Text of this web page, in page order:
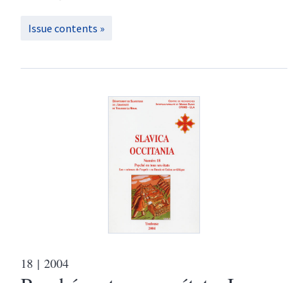
Issue contents
18 | 2004